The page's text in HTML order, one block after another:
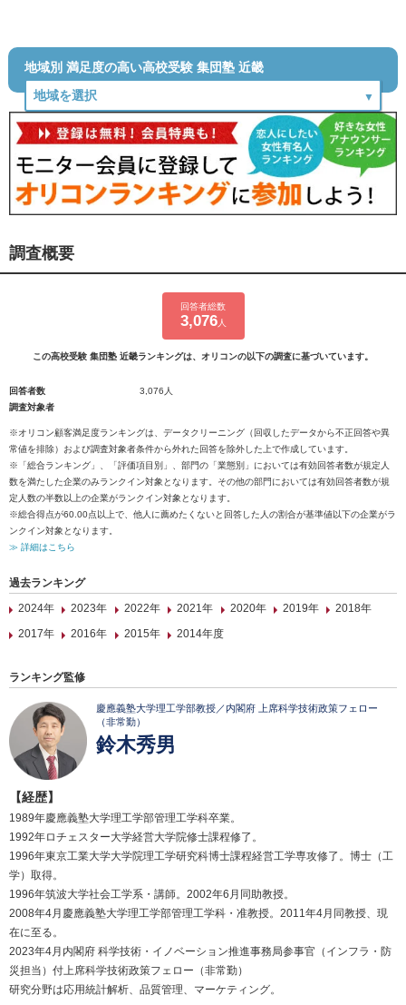
地域別 満足度の高い高校受験 集団塾 近畿
調査概要
回答者総数
3,076人
この高校受験 集団塾 近畿ランキングは、オリコンの以下の調査に基づいています。
回答者数
3,076人
調査対象者
※オリコン顧客満足度ランキングは、データクリーニング（回収したデータから不正回答や異
常値を排除）および調査対象者条件から外れた回答を除外した上で作成しています。
※「総合ランキング」、「評価項目別」、部門の「業態別」においては有効回答者数が規定人
数を満たした企業のみランクイン対象となります。その他の部門においては有効回答者数が規
定人数の半数以上の企業がランクイン対象となります。
※総合得点が60.00点以上で、他人に薦めたくないと回答した人の割合が基準値以下の企業がラ
ンクイン対象となります。
≫ 詳細はこちら
過去ランキング
2024年
2023年 2022年 2021年 2020年 2019年
2018年
2017年
2016年 2015年 2014年度
ランキング監修
慶應義塾大学理工学部教授／内閣府 上席科学技術政策フェロー
（非常勤）
鈴木秀男
【経歴】
1989年慶應義塾大学理工学部管理工学科卒業。
1992年ロチェスター大学経営大学院修士課程修了。
1996年東京工業大学大学院理工学研究科博士課程経営工学専攻修了。博士（工
学）取得。
1996年筑波大学社会工学系・講師。2002年6月同助教授。
2008年4月慶應義塾大学理工学部管理工学科・准教授。2011年4月同教授、現
在に至る。
2023年4月内閣府 科学技術・イノベーション推進事務局参事官（インフラ・防
災担当）付上席科学技術政策フェロー（非常勤）
研究分野は応用統計解析、品質管理、マーケティング。